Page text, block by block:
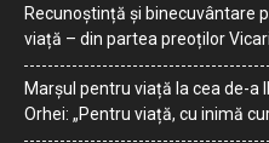
Recunoștință și binecuvântare
viață – din partea preoților
Marșul pentru viață la cea de-a
Orhei: „Pentru viață, cu inimă